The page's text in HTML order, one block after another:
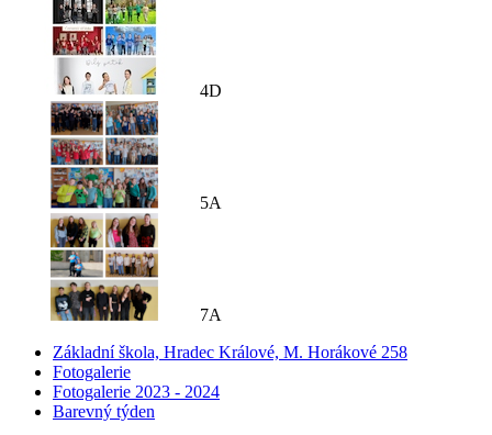
4D
5A
7A
Základní škola, Hradec Králové, M. Horákové 258
Fotogalerie
Fotogalerie 2023 - 2024
Barevný týden